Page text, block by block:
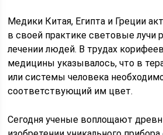
Медики Китая, Египта и Греции
в своей практике световые лучи
лечении людей. В трудах
медицины указывалось, что в
или системы человека
соответствующий им цвет.
Сегодня ученые воплощают